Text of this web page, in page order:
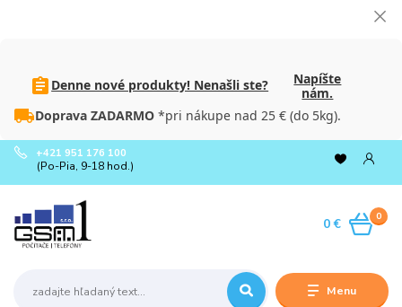
Denne nové produkty! Nenašli ste?
Napíšte
nám.
Doprava ZADARMO *pri nákupe nad 25 € (do 5kg).
Menu
+421 951 176 100
(Po-Pia, 9-18 hod.)
0
0 €